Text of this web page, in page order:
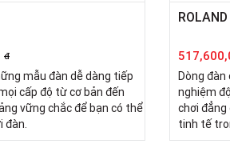
đ
mẫu đàn dễ dàng tiếp
cấp độ từ cơ bản đến
vững chắc để bạn có thể
đàn.
Dòng đàn
nghiệm
chơi
tinh tế